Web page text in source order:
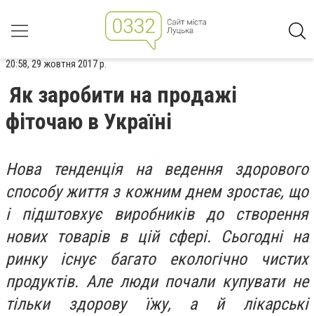
20:58, 29 жовтня 2017 р.
Як заробити на продажі
фіточаю в Україні
Нова тенденція на ведення здорового
способу життя з кожним днем зростає, що
і підштовхує виробників до створення
нових товарів в цій сфері. Сьогодні на
ринку існує багато екологічно чистих
продуктів. Але люди почали купувати не
тільки здорову їжу, а й лікарські